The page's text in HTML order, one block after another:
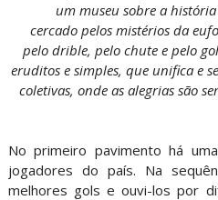
um museu sobre a
cercado pelos mistérios da
pelo drible, pelo chute e pelo
eruditos e simples, que unifica e
coletivas, onde as alegrias são
No primeiro pavimento há
jogadores do país. Na
melhores gols e ouvi-los por